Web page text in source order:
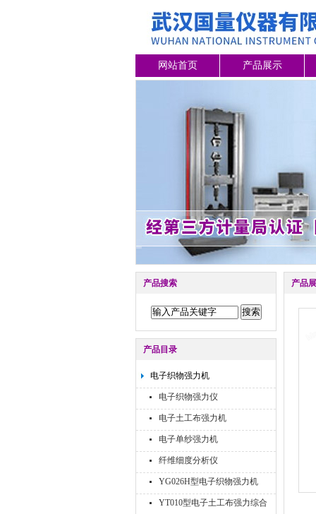
网站首页 产品展示
产品搜索
产品目录
电子织物强力机
电子织物强力仪
电子土工布强力机
电子单纱强力机
纤维细度分析仪
YG026H型电子织物强力机
YT010型电子土工布强力综合
产品